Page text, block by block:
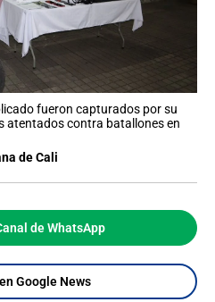
fueron capturados por su
atentados contra batallones en
de Cali
de WhatsApp
Google News